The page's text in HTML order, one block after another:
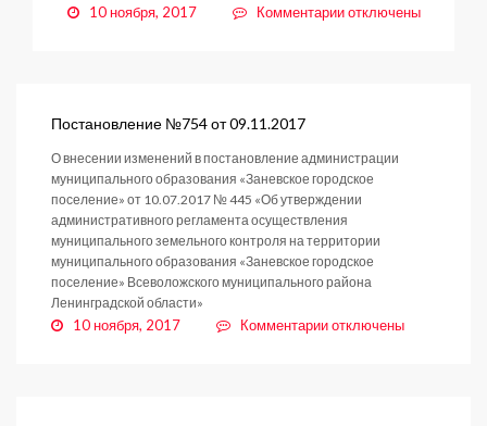
10 ноября, 2017 Комментариик
большие
планы
отключены
Постановление №754 от 09.11.2017
О внесении изменений в постановление администрации
муниципального образования «Заневское городское
поселение» от 10.07.2017 № 445 «Об утверждении
административного регламента осуществления
муниципального земельного контроля на территории
муниципального образования «Заневское городское
поселение» Всеволожского муниципального района
Ленинградской области»
10 ноября, 2017 Комментариикотключены